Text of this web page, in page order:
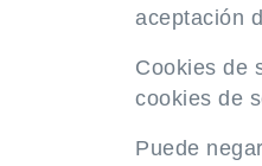
aceptación
Cookies de
cookies de
Puede